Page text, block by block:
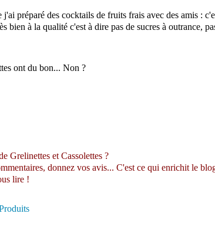
j'ai préparé des cocktails de fruits frais avec des amis :
bien à la qualité c'est à dire pas de sucres à outrance,
ont du bon... Non ?
Grelinettes et Cassolettes ?
donnez vos avis... C'est ce qui enrichit le
lire !